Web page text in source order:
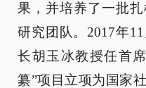
果，并培养了一批
研究团队。2017年
长胡玉冰教授任首
纂”项目立项为国家